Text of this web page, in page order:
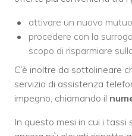
attivare un nuovo
procedere con la
scopo di risparmiare
C’è inoltre da sottolineare
servizio di assistenza
impegno, chiamando il
In questo mesi in cui i tassi